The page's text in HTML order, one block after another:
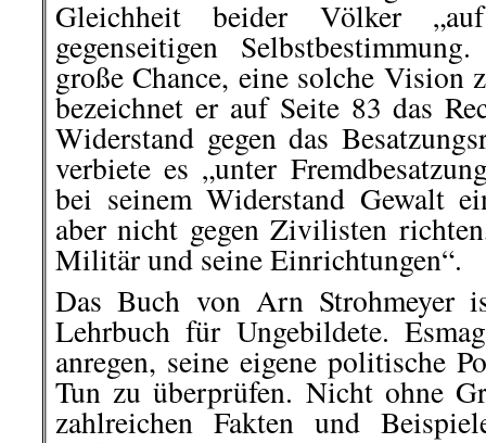
Gleichheit beider Völker
gegenseitigen
große Chance, eine solche Vision
bezeichnet er auf Seite 83 das
Widerstand gegen das
verbiete es „unter
bei seinem Widerstand Gewalt
aber nicht gegen Zivilisten
Militär und seine Einrichtungen“.
Das Buch von Arn Strohmeyer
Lehrbuch für Ungebildete.
anregen, seine eigene politische
Tun zu überprüfen. Nicht ohne
zahlreichen Fakten und